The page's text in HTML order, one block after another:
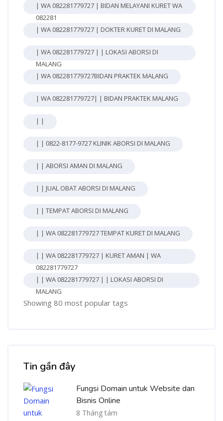
| WA 082281779727 | BIDAN MELAYANI KURET WA
082281
| WA 082281779727 | DOKTER KURET DI MALANG
| WA 082281779727 | | LOKASI ABORSI DI
MALANG
| WA 082281779727BIDAN PRAKTEK MALANG
| WA 082281779727| | BIDAN PRAKTEK MALANG
| |
| | 0822-8177-9727 KLINIK ABORSI DI MALANG
| | ABORSI AMAN DI MALANG
| | JUAL OBAT ABORSI DI MALANG
| | TEMPAT ABORSI DI MALANG
| | WA 082281779727 TEMPAT KURET DI MALANG
| | WA 082281779727 | KURET AMAN | WA
082281779727
| | WA 082281779727 | | LOKASI ABORSI DI
MALANG
Showing 80 most popular tags
Tin gần đây
Fungsi Domain untuk Website dan
Bisnis Online
8 Tháng tám